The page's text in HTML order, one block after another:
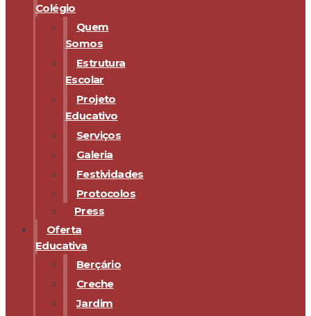
Colégio
Quem
Somos
Estrutura
Escolar
Projeto
Educativo
Serviços
Galeria
Festividades
Protocolos
Press
Oferta
Educativa
Berçário
Creche
Jardim